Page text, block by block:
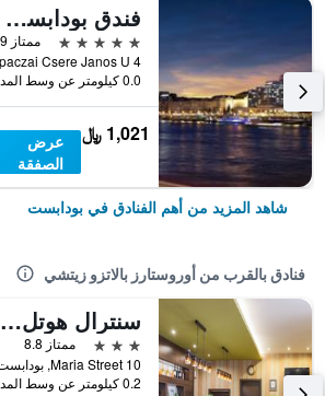
فندق بودابست ماريوت
5 نجوم
ممتاز 8.9
0.0 كيلومتر عن وسط المدينة
1,021 ﷼
عرض
الصفقة
شاهد المزيد من أهم الفنادق في بودابست
فنادق بالقرب من أوروستارز بالاتزو زيتشي
سنترال هوتل 21
3 نجوم
ممتاز 8.8
0.2 كيلومتر عن وسط المدينة